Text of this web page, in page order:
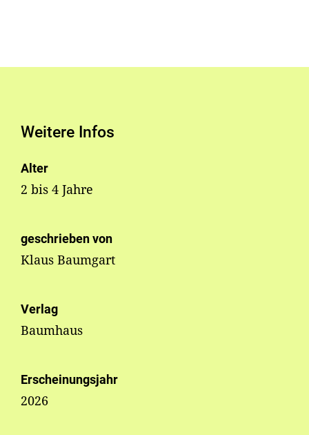
Weitere Infos
Alter
2 bis 4 Jahre
geschrieben von
Klaus Baumgart
Verlag
Baumhaus
Erscheinungsjahr
2026